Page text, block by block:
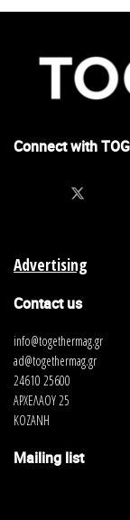
Πιστεύει
Θέλουμε
πυροτέχνημα,
πόνος και
ψυχής, δυστυχώς
από το Prison of
άνθρωποι που
ανθρώπους της
διαφορετικά.
στην Ελλάδα, σε
Connect with
Advertising
Contact us
info@togethermag.gr
ad@togethermag.gr
24610 25600
ΑΡΧΕΛΑΟΥ 25
ΚΟΖΑΝΗ
Mailing list